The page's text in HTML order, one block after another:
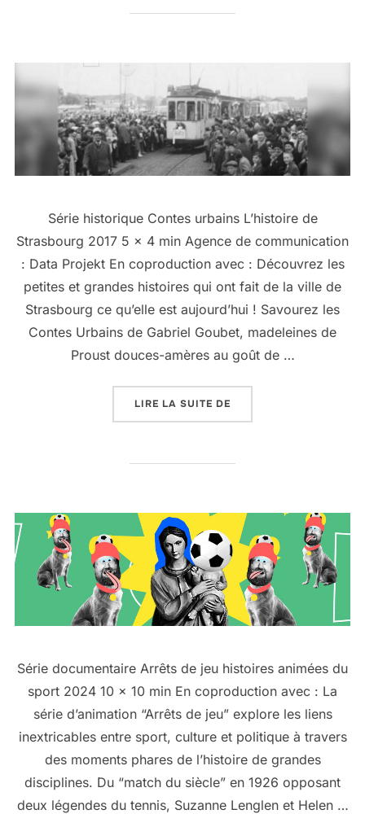
Série historique Contes urbains L’histoire de
Strasbourg 2017 5 x 4 min Agence de communication
: Data Projekt En coproduction avec : Découvrez les
petites et grandes histoires qui ont fait de la ville de
Strasbourg ce qu’elle est aujourd’hui ! Savourez les
Contes Urbains de Gabriel Goubet, madeleines de
Proust douces-amères au goût de …
LIRE LA SUITE DE
Série documentaire Arrêts de jeu histoires animées du
sport 2024 10 x 10 min En coproduction avec : La
série d’animation “Arrêts de jeu” explore les liens
inextricables entre sport, culture et politique à travers
des moments phares de l’histoire de grandes
disciplines. Du “match du siècle” en 1926 opposant
deux légendes du tennis, Suzanne Lenglen et Helen …